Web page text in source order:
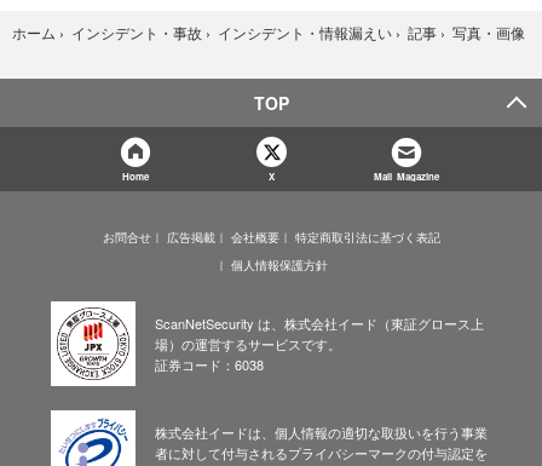
ホーム › インシデント・事故 › インシデント・情報漏えい › 記事 › 写真・画像
TOP
Home X Mail Magazine
お問合せ 広告掲載 会社概要
特定商取引法に基づく表記
個人情報保護方針
ScanNetSecurity は、株式会社イード（東証グロース上
場）の運営するサービスです。
証券コード：6038
株式会社イードは、個人情報の適切な取扱いを行う事業
者に対して付与されるプライバシーマークの付与認定を